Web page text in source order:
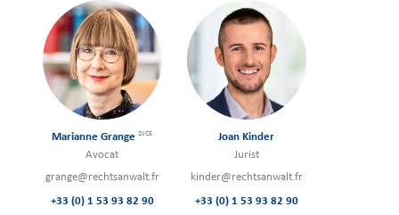
Marianne GrangeDJCE
Avocat
grange@rechtsanwalt.fr
+33 (0) 1 53 93 82 90
Joan Kinder
Jurist
kinder@rechtsanwalt.fr
+33 (0) 1 53 93 82 90